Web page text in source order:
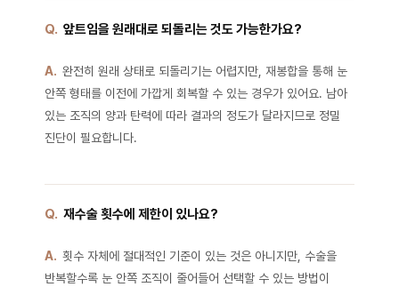
Q. 앞트임을 원래대로 되돌리는 것도 가능한가요?
A. 완전히 원래 상태로 되돌리기는 어렵지만, 재봉합을 통해 눈
안쪽 형태를 이전에 가깝게 회복할 수 있는 경우가 있어요. 남아
있는 조직의 양과 탄력에 따라 결과의 정도가 달라지므로 정밀
진단이 필요합니다.
Q. 재수술 횟수에 제한이 있나요?
A. 횟수 자체에 절대적인 기준이 있는 것은 아니지만, 수술을
반복할수록 눈 안쪽 조직이 줄어들어 선택할 수 있는 방법이